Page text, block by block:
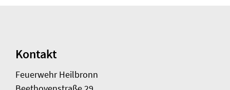
Kontakt
Feuerwehr Heilbronn